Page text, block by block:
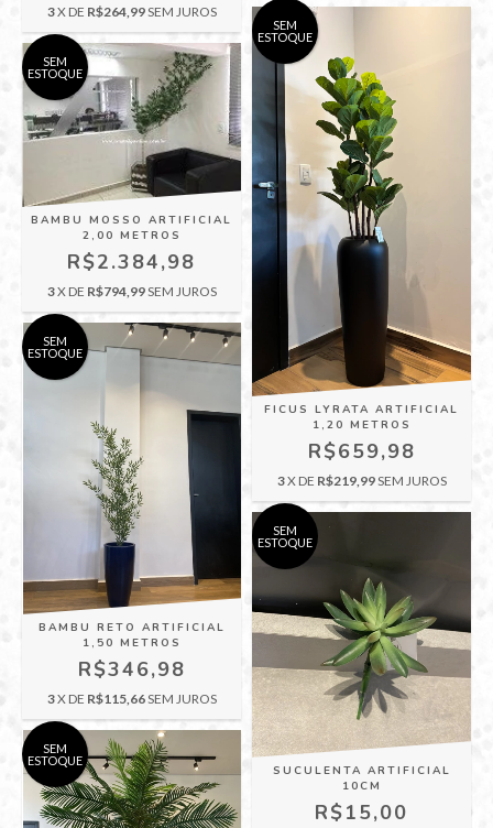
3X DE R$264,99SEM JUROS
SEM
ESTOQUE
BAMBU MOSSO ARTIFICIAL
2,00 METROS
R$2.384,98
3X DE R$794,99SEM JUROS
SEM
ESTOQUE
FICUS LYRATA ARTIFICIAL
1,20 METROS
R$659,98
3X DE R$219,99SEM JUROS
SEM
ESTOQUE
BAMBU RETO ARTIFICIAL
1,50 METROS
R$346,98
3X DE R$115,66SEM JUROS
SEM
ESTOQUE
SUCULENTA ARTIFICIAL
10CM
R$15,00
SEM
ESTOQUE